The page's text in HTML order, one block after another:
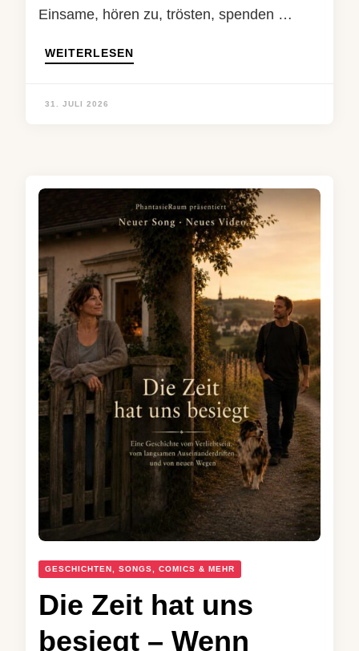
Einsame, hören zu, trösten, spenden …
WEITERLESEN
31. JULI 2026
GESCHICHTEN, SONGS, COMICS & MEHR
Die Zeit hat uns
besiegt – Wenn